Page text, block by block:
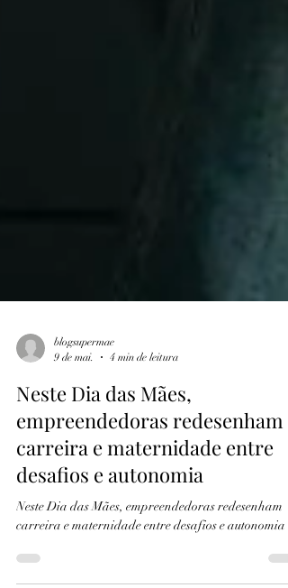
blogsupermae
9 de mai.
4 min de leitura
Neste Dia das Mães,
empreendedoras redesenham
carreira e maternidade entre
desafios e autonomia
Neste Dia das Mães, empreendedoras redesenham